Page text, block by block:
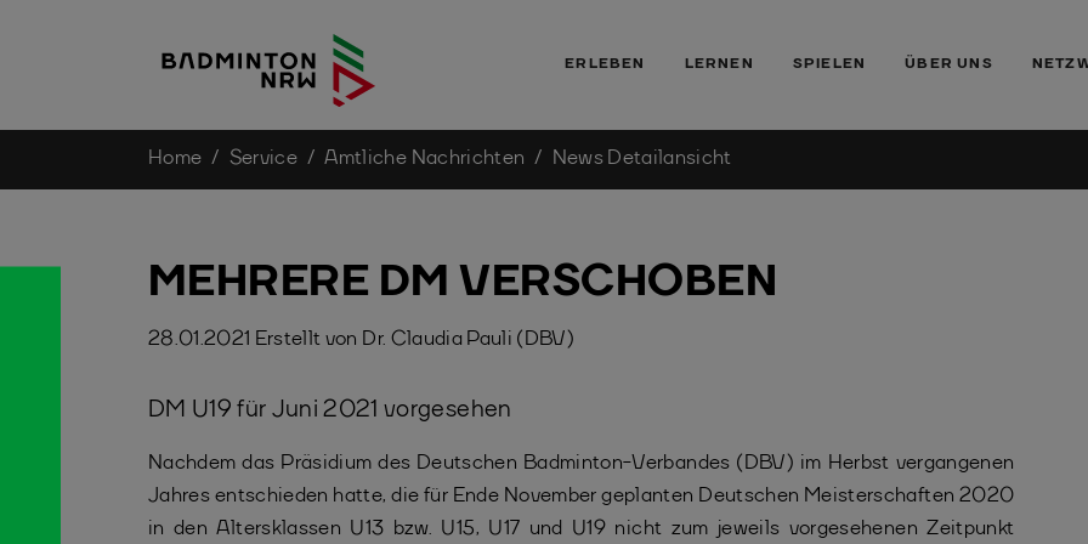
ERLEBEN LERNEN SPIELEN ÜBER UNS
Home Service Amtliche Nachrichten News Detailansicht
MEHRERE DM VERSCHOBEN
28.01.2021 Erstellt von Dr. Claudia Pauli (DBV)
DM U19 für Juni 2021 vorgesehen
Nachdem das Präsidium des Deutschen Badminton-Verbandes (DBV) im Herbst vergangenen
Jahres entschieden hatte, die für Ende November geplanten Deutschen Meisterschaften 2020
in den Altersklassen U13 bzw. U15, U17 und U19 nicht zum jeweils vorgesehenen Zeitpunkt